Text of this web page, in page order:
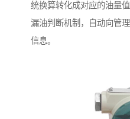
统换算转化成对应的油量
漏油判断机制，自动向管
信息。